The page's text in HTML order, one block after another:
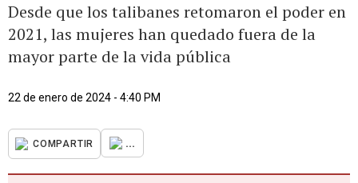
Desde que los talibanes retomaron el poder en
2021, las mujeres han quedado fuera de la
mayor parte de la vida pública
22 de enero de 2024 - 4:40 PM
COMPARTIR ...